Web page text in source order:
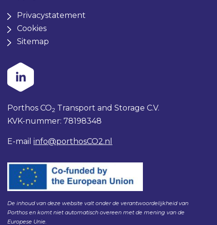
Privacystatement
Cookies
Sitemap
Porthos CO2 Transport and Storage C.V.
KVK-nummer: 78198348
E-mail info@porthosCO2.nl
De inhoud van deze website valt onder de verantwoordelijkheid van
Porthos en komt niet automatisch overeen met de mening van de
Europese Unie.